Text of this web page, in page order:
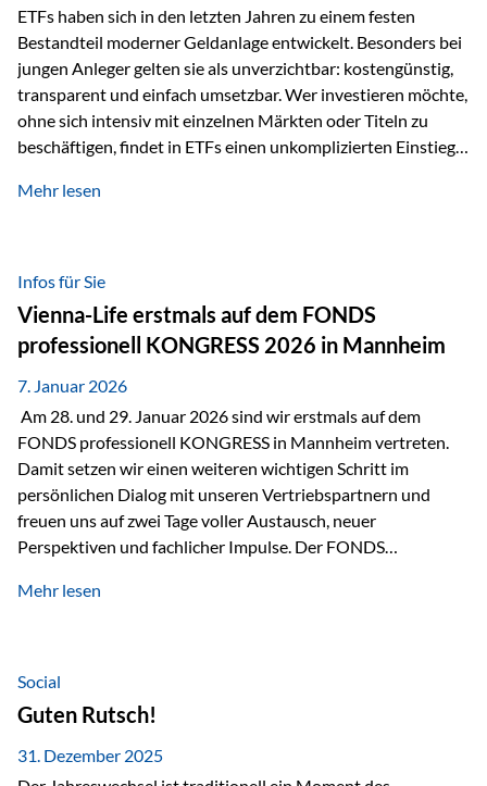
Sicherheitsarchitektur, die auf mehreren Ebenen ansetzt:
Stufe 1: Versicherer-Ebene • Versicherung mit…
ETFs haben sich in den letzten Jahren zu einem festen
Bestandteil moderner Geldanlage entwickelt. Besonders bei
jungen Anleger gelten sie als unverzichtbar: kostengünstig,
transparent und einfach umsetzbar. Wer investieren möchte,
ohne sich intensiv mit einzelnen Märkten oder Titeln zu
beschäftigen, findet in ETFs einen unkomplizierten Einstieg
werden häufig kritisch betrachtet. Sie gelten als teurer,
Beide Ansätze haben ihre Berechtigung und ihre Stärken
entfalten sie oft gerade in Kombination. ETFs: Effizient, breit
gestreut und klar strukturiert…
Mehr lesen
Infos für Sie
Vienna-Life erstmals auf dem FONDS
professionell KONGRESS 2026 in Mannheim
7. Januar 2026
Am 28. und 29. Januar 2026 sind wir erstmals auf dem
FONDS professionell KONGRESS in Mannheim vertreten.
Damit setzen wir einen weiteren wichtigen Schritt im
persönlichen Dialog mit unseren Vertriebspartnern und
freuen uns auf zwei Tage voller Austausch, neuer
Perspektiven und fachlicher Impulse. Der FONDS
Branchentreffen für Finanz- und Versicherungsprofis im
Vermögensstrukturierung und Nachfolgeplanung
gemeinsam zu diskutieren. Persönlich für Sie vor Ort An
beiden Kongresstagen stehen Ihnen Maximilian
Fichtenbauer, Dirk…
Mehr lesen
Social
Guten Rutsch!
31. Dezember 2025